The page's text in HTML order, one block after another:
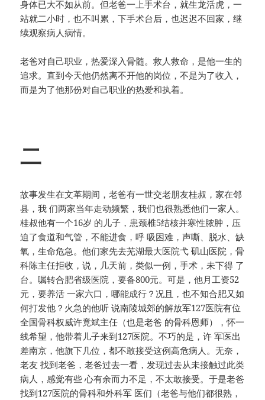
身体已大不如从前。但老爸一上手术台，就生龙活虎，一
站就二小时，也不叫累，下手术台后，也迟迟不回家，继
续观察病人病情。
老爸对自己职业，热爱深入骨髓。救人救命，是他一生的
追求。直到今天他仍然离不开他的岗位，不是为了收入，
而是为了他那份对自己职业的热爱和执着。
二
故事发生在文革期间，老爸有一世交老朋友桂叔，家在邻
县，我 们两家当年走动频繁，我们也很熟悉他们一家人。
桂叔他有一个16岁 的儿子，患颈椎5结核并寒性脓肿，压
迫了食道和气管，不能进食，呼 吸困难，声嘶、脱水、缺
氧，生命危急。他们家先去芜湖最大医院弋 矶山医院，骨
科陈主任拒收，说，几天前，类似一例，手术，未下得 了
台。嘱转合肥省级医院，要备800元。可是，他月工资52
元，要养活 一家六口，哪能成行？况且，也不知合肥又如
何打发他？火急的他听 说南陵城郊的解放军127医院有位
全国骨科权威许竟斌主任（也是老爸 的骨科恩师），怀一
线希望，他带着儿子来到127医院。不巧的是，许 军医出
差南京，他旗下几位，都不敢接受这例高危病人。无奈，
老友 找到老爸，老爸过去一看，发现过去从未接触过此类
病人，感觉有些 心有余而力不足，不太敢接受。于是老爸
找到127医院的骨科和外科军 医们（老爸与他们都很熟，